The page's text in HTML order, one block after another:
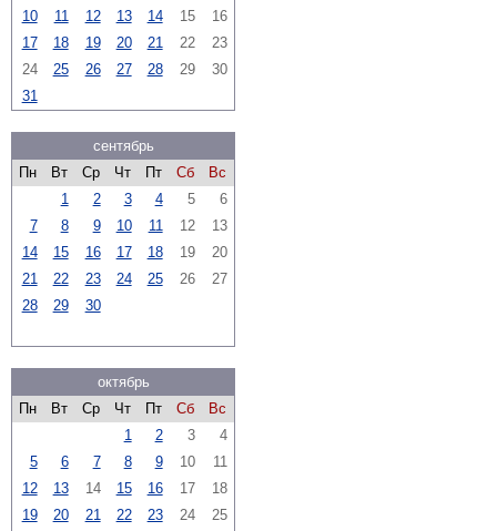
10
11 12 13 14 15
16
17
18 19 20 21 22
23
24
25 26 27 28 29
30
31
сентябрь
Пн
Вт Ср Чт Пт Сб
Вс
1
2 3 4 5
6
7
8 9 10 11 12
13
14
15 16 17 18 19
20
21
22 23 24 25 26
27
28
29 30
октябрь
Пн
Вт Ср Чт Пт Сб
Вс
1
2 3
4
5
6 7 8 9 10
11
12
13 14 15 16 17
18
19
20 21 22 23 24
25